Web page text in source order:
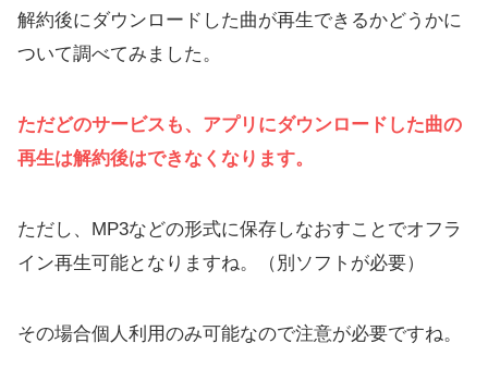
解約後にダウンロードした曲が再生できるかどうかに
ついて調べてみました。
ただどのサービスも、アプリにダウンロードした曲の
再生は解約後はできなくなります。
ただし、MP3などの形式に保存しなおすことでオフラ
イン再生可能となりますね。（別ソフトが必要）
その場合個人利用のみ可能なので注意が必要ですね。